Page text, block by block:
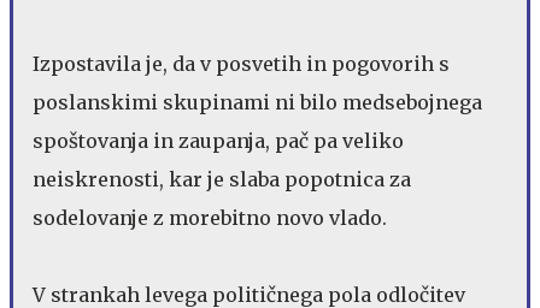
Izpostavila je, da v posvetih in pogovorih s
poslanskimi skupinami ni bilo medsebojnega
spoštovanja in zaupanja, pač pa veliko
neiskrenosti, kar je slaba popotnica za
sodelovanje z morebitno novo vlado.
V strankah levega političnega pola odločitev